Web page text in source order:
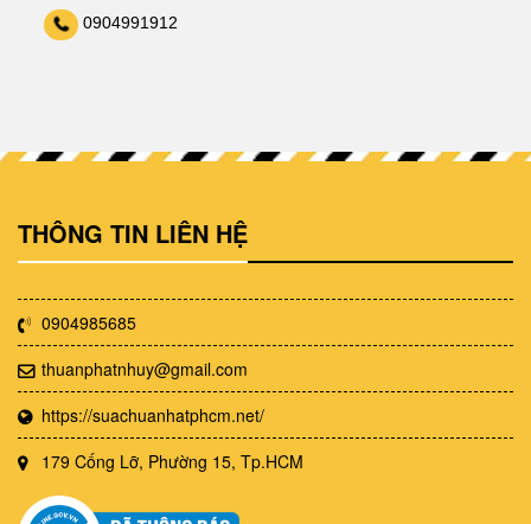
0904991912
THÔNG TIN LIÊN HỆ
0904985685
thuanphatnhuy@gmail.com
https://suachuanhatphcm.net/
179 Cống Lỡ, Phường 15, Tp.HCM